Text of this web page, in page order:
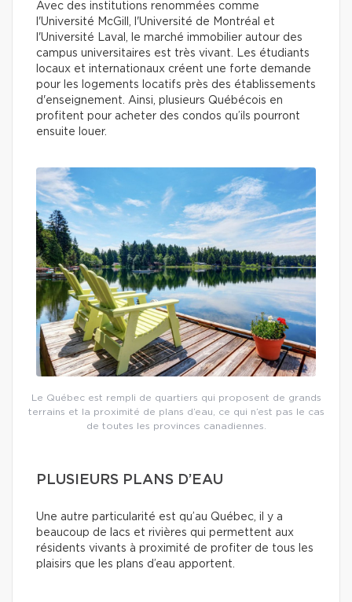
Avec des institutions renommées comme
l'Université McGill, l'Université de Montréal et
l'Université Laval, le marché immobilier autour des
campus universitaires est très vivant. Les étudiants
locaux et internationaux créent une forte demande
pour les logements locatifs près des établissements
d'enseignement. Ainsi, plusieurs Québécois en
profitent pour acheter des condos qu’ils pourront
ensuite louer.
Le Québec est rempli de quartiers qui proposent de grands
terrains et la proximité de plans d’eau, ce qui n’est pas le cas
de toutes les provinces canadiennes.
PLUSIEURS PLANS D’EAU
Une autre particularité est qu’au Québec, il y a
beaucoup de lacs et rivières qui permettent aux
résidents vivants à proximité de profiter de tous les
plaisirs que les plans d’eau apportent.